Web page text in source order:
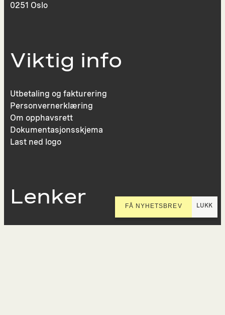
0251 Oslo
Viktig info
Utbetaling og fakturering
Personvernerklæring
Om opphavsrett
Dokumentasjonsskjema
Last ned logo
Lenker FÅ NYHETSBREV LUKK